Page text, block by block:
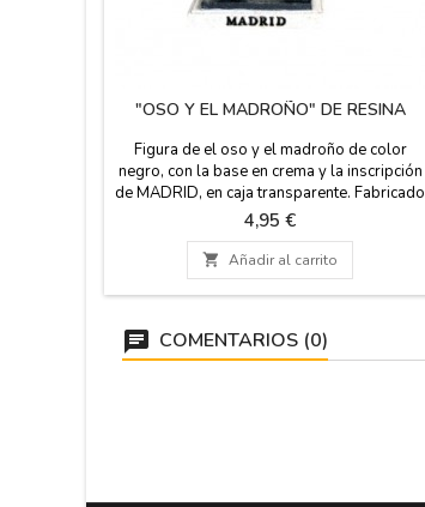
"OSO Y EL MADROÑO" DE RESINA
Figura de el oso y el madroño de color
negro, con la base en crema y la inscripción
de MADRID, en caja transparente. Fabricado
en poliresina. Para regalos de empresa,
eventos o para llevarte un bonito recuerdo
de tu visita a Madrid. Lleva una breve
historia del porque el Oso y el Madroño en
el escudo de Madrid. Medidas: 8,50 cm
Precio
4,95 €
 Añadir al carrito
COMENTARIOS (0)